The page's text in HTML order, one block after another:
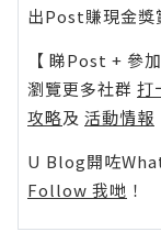
出Post賺現金獎
【 睇Post + 參
瀏覽更多社群 打
攻略及 活動情報
U Blog開咗
Follow 我哋 ！